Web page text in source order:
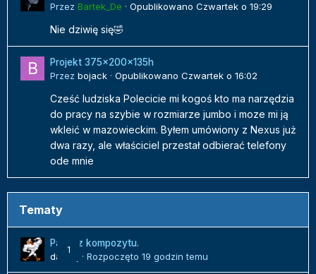
Przez Bartek_De · Opublikowano Czwartek o 19:29
Nie dziwię się🤣
Projekt 375x200x135h
Przez bojack · Opublikowano Czwartek o 16:02
Cześć ludziska Polecicie mi kogoś kto ma narzędzia
do pracy na szybie w rozmiarze jumbo i moze mi ją
wkleić w mazowieckim. Byłem umówiony z Nexus już
dwa razy, ale właściciel przestał odbierać telefony
ode mnie
Tematy
1
Panel z kompozytu.
danielj
· Rozpoczęto 19 godzin temu